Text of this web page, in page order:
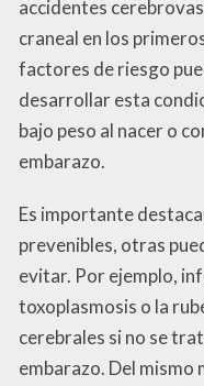
accidentes
craneal en los
factores de riesgo
desarrollar esta
bajo peso al nacer o
embarazo.
Es importante
prevenibles, otras
evitar. Por ejemplo,
toxoplasmosis o la
cerebrales si no se
embarazo. Del mismo